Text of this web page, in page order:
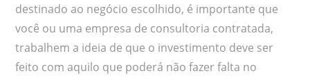
destinado ao negócio escolhido, é importante que
você ou uma empresa de consultoria contratada,
trabalhem a ideia de que o investimento deve ser
feito com aquilo que poderá não fazer falta no